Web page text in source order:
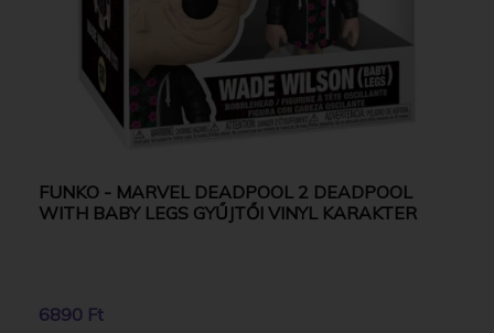
FUNKO - MARVEL DEADPOOL 2 DEADPOOL
WITH BABY LEGS GYŰJTŐI VINYL KARAKTER
6890 Ft